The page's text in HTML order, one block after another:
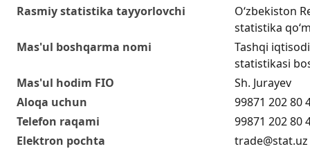
Rasmiy statistika tayyorlovchi
O‘zbekiston
statistika
Mas'ul boshqarma nomi
Tashqi
statistikasi
Mas'ul hodim FIO
Sh. Jurayev
Aloqa uchun
99871 202 80
Telefon raqami
99871 202 80
Elektron pochta
trade@stat.uz